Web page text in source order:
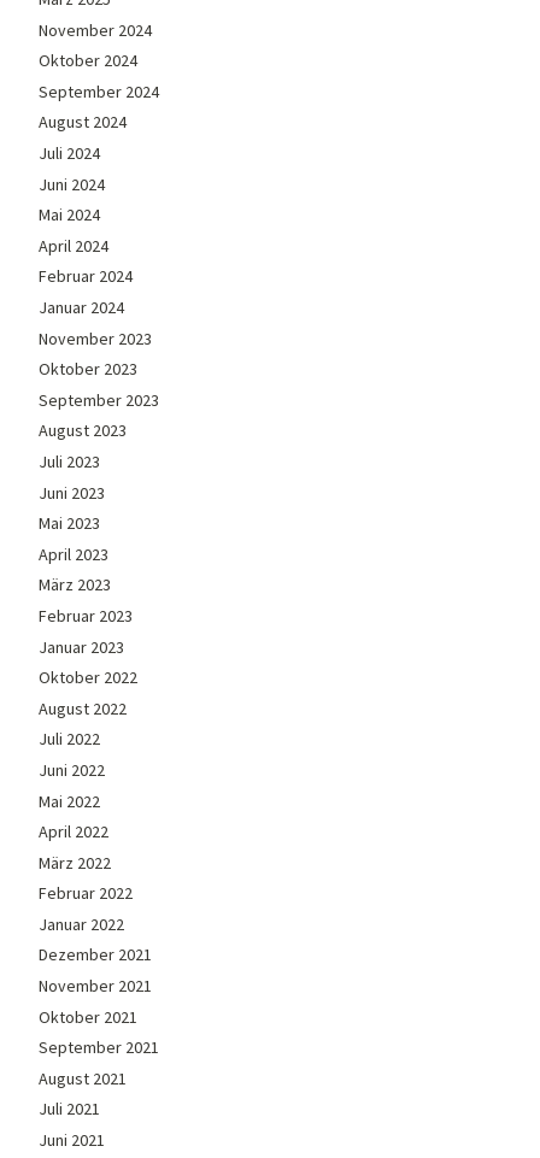
November 2024
Oktober 2024
September 2024
August 2024
Juli 2024
Juni 2024
Mai 2024
April 2024
Februar 2024
Januar 2024
November 2023
Oktober 2023
September 2023
August 2023
Juli 2023
Juni 2023
Mai 2023
April 2023
März 2023
Februar 2023
Januar 2023
Oktober 2022
August 2022
Juli 2022
Juni 2022
Mai 2022
April 2022
März 2022
Februar 2022
Januar 2022
Dezember 2021
November 2021
Oktober 2021
September 2021
August 2021
Juli 2021
Juni 2021